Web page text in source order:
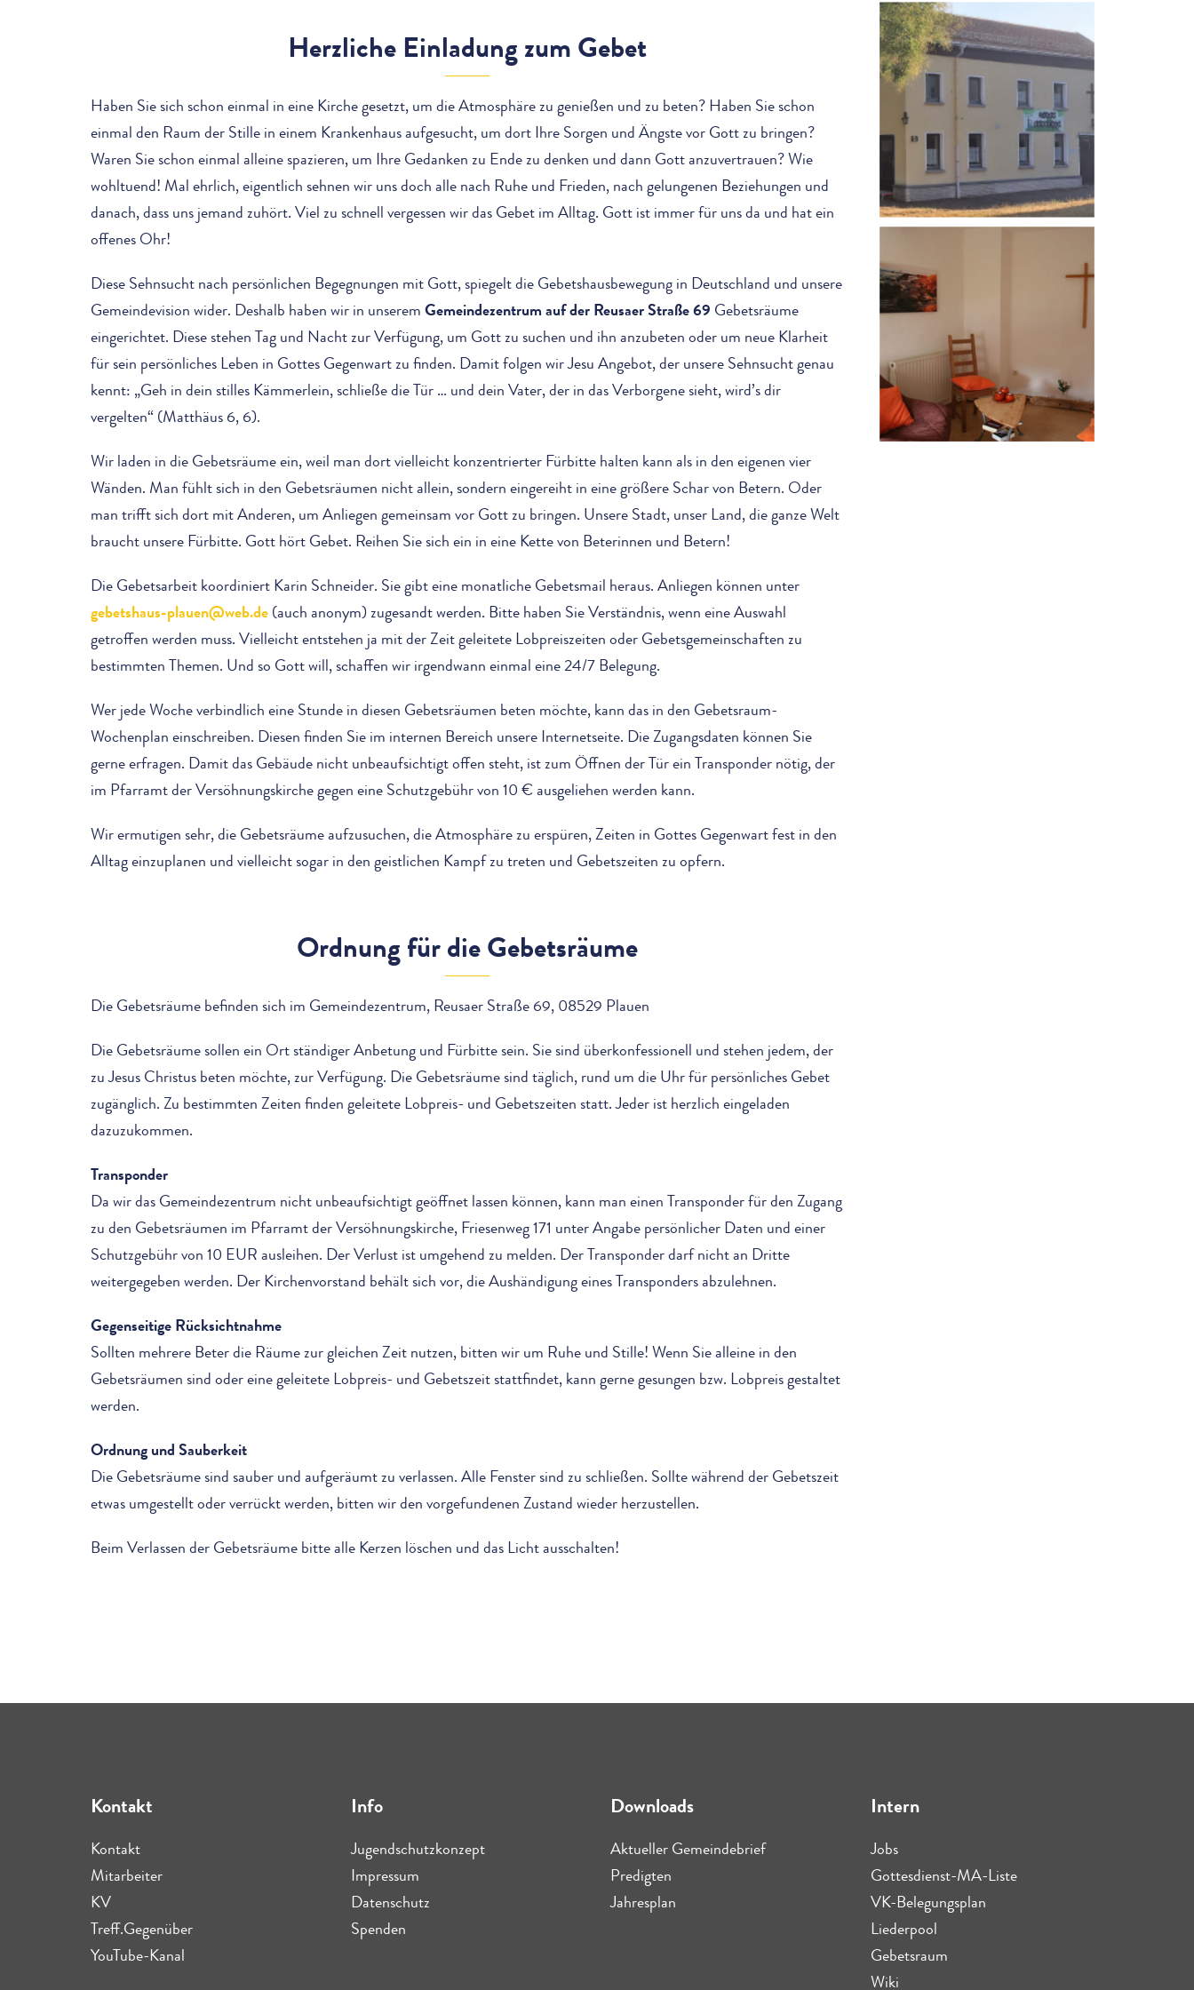
Herzliche Einladung zum Gebet
Haben Sie sich schon einmal in eine Kirche gesetzt, um die Atmosphäre zu genießen und zu beten? Haben Sie schon
einmal den Raum der Stille in einem Krankenhaus aufgesucht, um dort Ihre Sorgen und Ängste vor Gott zu bringen?
Waren Sie schon einmal alleine spazieren, um Ihre Gedanken zu Ende zu denken und dann Gott anzuvertrauen? Wie
wohltuend! Mal ehrlich, eigentlich sehnen wir uns doch alle nach Ruhe und Frieden, nach gelungenen Beziehungen und
danach, dass uns jemand zuhört. Viel zu schnell vergessen wir das Gebet im Alltag. Gott ist immer für uns da und hat ein
offenes Ohr!
Diese Sehnsucht nach persönlichen Begegnungen mit Gott, spiegelt die Gebetshausbewegung in Deutschland und unsere
Gemeindevision wider. Deshalb haben wir in unseremGemeindezentrum auf der Reusaer Straße 69 Gebetsräume
eingerichtet. Diese stehen Tag und Nacht zur Verfügung, um Gott zu suchen und ihn anzubeten oder um neue Klarheit
für sein persönliches Leben in Gottes Gegenwart zu finden. Damit folgen wir Jesu Angebot, der unsere Sehnsucht genau
kennt: „Geh in dein stilles Kämmerlein, schließe die Tür … und dein Vater, der in das Verborgene sieht, wird’s dir
vergelten“ (Matthäus 6, 6).
Wir laden in die Gebetsräume ein, weil man dort vielleicht konzentrierter Fürbitte halten kann als in den eigenen vier
Wänden. Man fühlt sich in den Gebetsräumen nicht allein, sondern eingereiht in eine größere Schar von Betern. Oder
man trifft sich dort mit Anderen, um Anliegen gemeinsam vor Gott zu bringen. Unsere Stadt, unser Land, die ganze Welt
braucht unsere Fürbitte. Gott hört Gebet. Reihen Sie sich ein in eine Kette von Beterinnen und Betern!
Die Gebetsarbeit koordiniert Karin Schneider. Sie gibt eine monatliche Gebetsmail heraus. Anliegen können unter
gebetshaus-plauen@web.de(auch anonym) zugesandt werden. Bitte haben Sie Verständnis, wenn eine Auswahl
getroffen werden muss. Vielleicht entstehen ja mit der Zeit geleitete Lobpreiszeiten oder Gebetsgemeinschaften zu
bestimmten Themen. Und so Gott will, schaffen wir irgendwann einmal eine 24/7 Belegung.
Wer jede Woche verbindlich eine Stunde in diesen Gebetsräumen beten möchte, kann das in den Gebetsraum-
Wochenplan einschreiben. Diesen finden Sie im internen Bereich unsere Internetseite. Die Zugangsdaten können Sie
gerne erfragen. Damit das Gebäude nicht unbeaufsichtigt offen steht, ist zum Öffnen der Tür ein Transponder nötig, der
im Pfarramt der Versöhnungskirche gegen eine Schutzgebühr von 10 € ausgeliehen werden kann.
Wir ermutigen sehr, die Gebetsräume aufzusuchen, die Atmosphäre zu erspüren, Zeiten in Gottes Gegenwart fest in den
Alltag einzuplanen und vielleicht sogar in den geistlichen Kampf zu treten und Gebetszeiten zu opfern.
Ordnung für die Gebetsräume
Die Gebetsräume befinden sich im Gemeindezentrum, Reusaer Straße 69, 08529 Plauen
Die Gebetsräume sollen ein Ort ständiger Anbetung und Fürbitte sein. Sie sind überkonfessionell und stehen jedem, der
zu Jesus Christus beten möchte, zur Verfügung. Die Gebetsräume sind täglich, rund um die Uhr für persönliches Gebet
zugänglich. Zu bestimmten Zeiten finden geleitete Lobpreis- und Gebetszeiten statt. Jeder ist herzlich eingeladen
dazuzukommen.
Transponder
Da wir das Gemeindezentrum nicht unbeaufsichtigt geöffnet lassen können, kann man einen Transponder für den Zugang
zu den Gebetsräumen im Pfarramt der Versöhnungskirche, Friesenweg 171 unter Angabe persönlicher Daten und einer
Schutzgebühr von 10 EUR ausleihen. Der Verlust ist umgehend zu melden. Der Transponder darf nicht an Dritte
weitergegeben werden. Der Kirchenvorstand behält sich vor, die Aushändigung eines Transponders abzulehnen.
Gegenseitige Rücksichtnahme
Sollten mehrere Beter die Räume zur gleichen Zeit nutzen, bitten wir um Ruhe und Stille! Wenn Sie alleine in den
Gebetsräumen sind oder eine geleitete Lobpreis- und Gebetszeit stattfindet, kann gerne gesungen bzw. Lobpreis gestaltet
werden.
Ordnung und Sauberkeit
Die Gebetsräume sind sauber und aufgeräumt zu verlassen. Alle Fenster sind zu schließen. Sollte während der Gebetszeit
etwas umgestellt oder verrückt werden, bitten wir den vorgefundenen Zustand wieder herzustellen.
Beim Verlassen der Gebetsräume bitte alle Kerzen löschen und das Licht ausschalten!
Kontakt
Kontakt
Mitarbeiter
KV
Treff.Gegenüber
YouTube-Kanal
Info
Jugendschutzkonzept
Impressum
Datenschutz
Spenden
Downloads
Aktueller Gemeindebrief
Predigten
Jahresplan
Intern
Jobs
Gottesdienst-MA-Liste
VK-Belegungsplan
Liederpool
Gebetsraum
Wiki